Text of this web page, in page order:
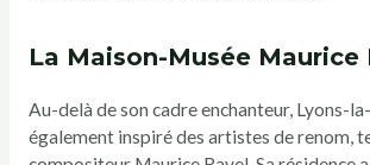
La Maison-Musée Maurice
Au-delà de son cadre enchanteur, Lyons-
également inspiré des artistes de renom,